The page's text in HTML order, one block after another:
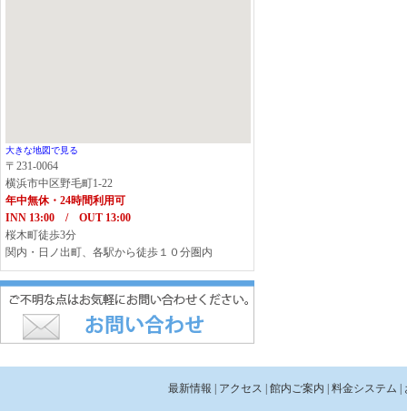
大きな地図で見る
〒231-0064
横浜市中区野毛町1-22
年中無休・24時間利用可
INN 13:00 / OUT 13:00
桜木町徒歩3分
関内・日ノ出町、各駅から徒歩１０分圏内
最新情報 | アクセス | 館内ご案内 | 料金システム